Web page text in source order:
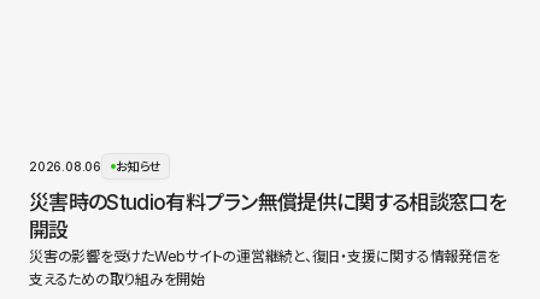
2026.08.06 お知らせ
災害時のStudio有料プラン無償提供に関する相談窓口を
開設
災害の影響を受けたWebサイトの運営継続と、復旧・支援に関する情報発信を
支えるための取り組みを開始